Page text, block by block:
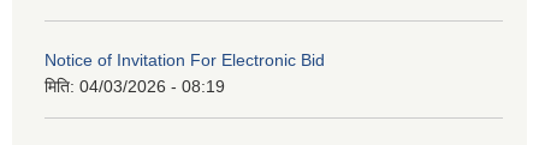
Notice of Invitation For Electronic Bid
मिति: 04/03/2026 - 08:19